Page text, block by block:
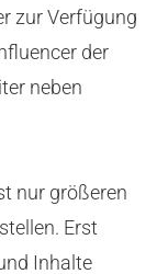
zur Verfügung
der
neben
nur größeren
Erst
Inhalte